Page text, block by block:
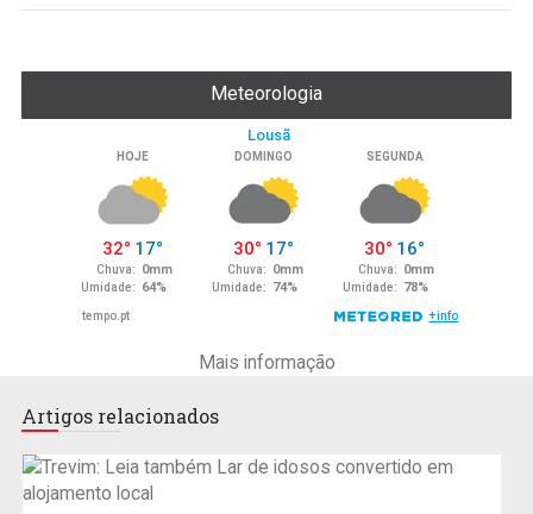
Meteorologia
Mais informação
Artigos relacionados